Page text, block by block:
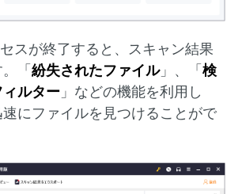
スが終了すると、スキャン結果
「紛失されたファイル」、「検
ルター 」などの機能を利用し
にファイルを見つけることがで